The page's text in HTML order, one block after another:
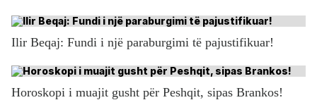
Ilir Beqaj: Fundi i një paraburgimi të pajustifikuar!
Horoskopi i muajit gusht për Peshqit, sipas Brankos!